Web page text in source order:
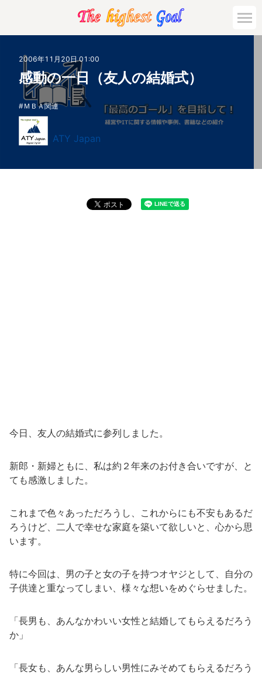
2006年11月20日 01:00
感動の一日（友人の結婚式）
ＭＢＡ関連
ATY Japan
今日、友人の結婚式に参列しました。
新郎・新婦ともに、私は約２年来のお付き合いですが、と
ても感激しました。
これまで色々あっただろうし、これからにも不安もあるだ
ろうけど、二人で幸せな家庭を築いて欲しいと、心から思
います。
特に今回は、男の子と女の子を持つオヤジとして、自分の
子供達と重なってしまい、様々な想いをめぐらせました。
「長男も、あんなかわいい女性と結婚してもらえるだろう
か」
「長女も、あんな男らしい男性にみそめてもらえるだろう